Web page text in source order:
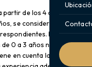
partir de los 4 años y
se considera rango
Es
0 a 3 años no pagan
en cuenta la edad de